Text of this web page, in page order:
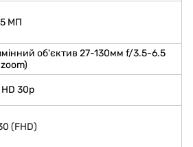
МП
об'єктив 27-130мм f/3.5-6.5
HD 30p
(FHD)